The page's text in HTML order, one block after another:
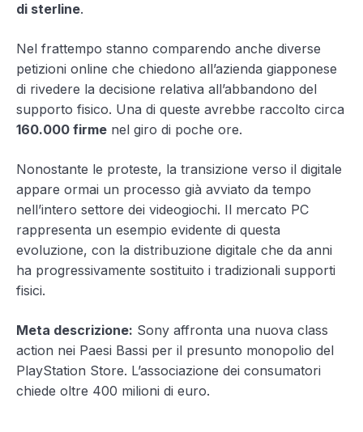
di sterline.
Nel frattempo stanno comparendo anche diverse
petizioni online che chiedono all’azienda giapponese
di rivedere la decisione relativa all’abbandono del
supporto fisico. Una di queste avrebbe raccolto circa
160.000 firme nel giro di poche ore.
Nonostante le proteste, la transizione verso il digitale
appare ormai un processo già avviato da tempo
nell’intero settore dei videogiochi. Il mercato PC
rappresenta un esempio evidente di questa
evoluzione, con la distribuzione digitale che da anni
ha progressivamente sostituito i tradizionali supporti
fisici.
Meta descrizione: Sony affronta una nuova class
action nei Paesi Bassi per il presunto monopolio del
PlayStation Store. L’associazione dei consumatori
chiede oltre 400 milioni di euro.